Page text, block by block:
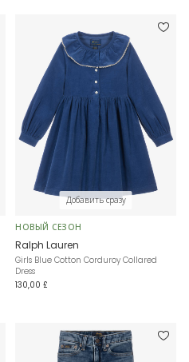
Добавить сразу
НОВЫЙ СЕЗОН
Ralph Lauren
Girls Blue Cotton Corduroy Collared
Dress
130,00 £